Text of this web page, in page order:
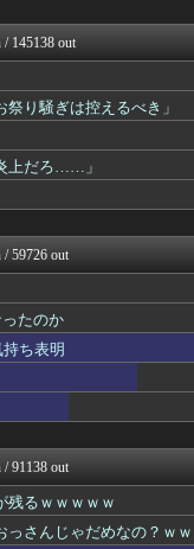
艦隊これくしょ...
ねる
(ﾉ∀`)
ム速報＠刃
報
坂46櫻坂46...
サ...
ト
様
テ！
もの申す！！
【サッカーまと...
ニメ発信場-
アナ画像速報
報
まとめ】サカラ...
ジャパン！
/ 145138 out
り騒ぎは控えるべき」
上だろ……」
/ 59726 out
たのか
ち表明
/ 91138 out
残るｗｗｗｗｗ
さんじゃだめなの？ｗｗ